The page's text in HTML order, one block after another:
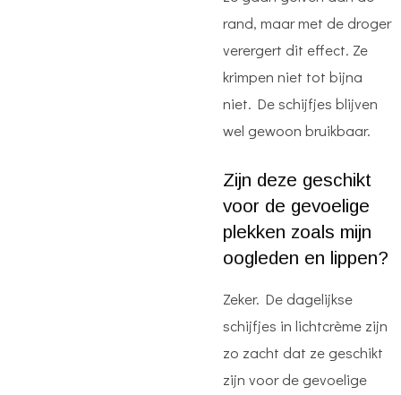
rand, maar met de droger
verergert dit effect. Ze
krimpen niet tot bijna
niet. De schijfjes blijven
wel gewoon bruikbaar.
Zijn deze geschikt
voor de gevoelige
plekken zoals mijn
oogleden en lippen?
Zeker. De dagelijkse
schijfjes in lichtcrème zijn
zo zacht dat ze geschikt
zijn voor de gevoelige